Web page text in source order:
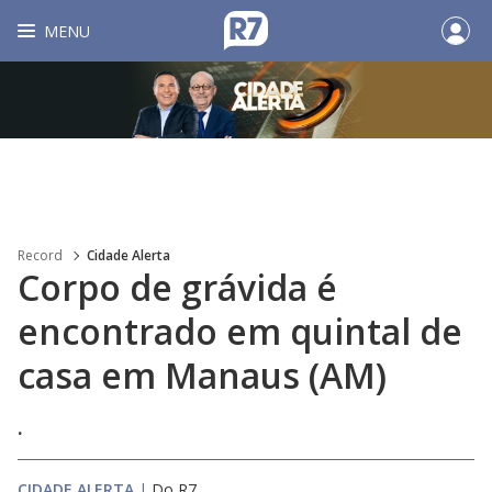
MENU
Record Cidade Alerta
Corpo de grávida é
encontrado em quintal de
casa em Manaus (AM)
.